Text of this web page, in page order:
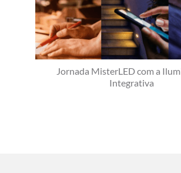
Jornada MisterLED com a
Integrativa